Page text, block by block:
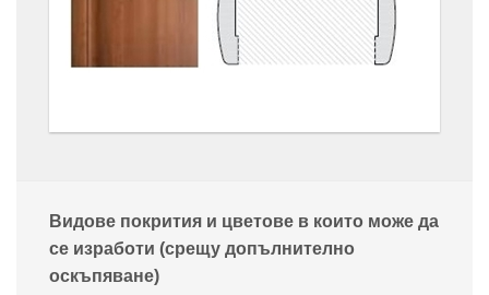
Видове покрития и цветове в които може да
се изработи (срещу допълнително
оскъпяване)